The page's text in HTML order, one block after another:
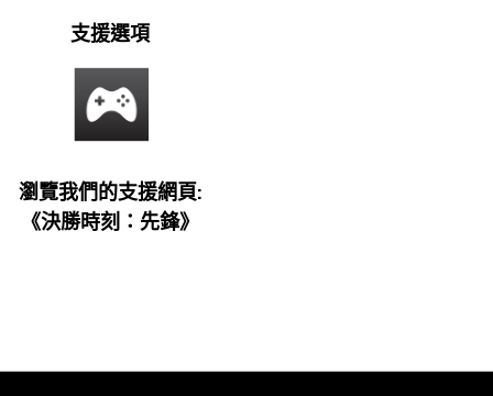
支援選項
瀏覽我們的支援網頁:
《決勝時刻：先鋒》